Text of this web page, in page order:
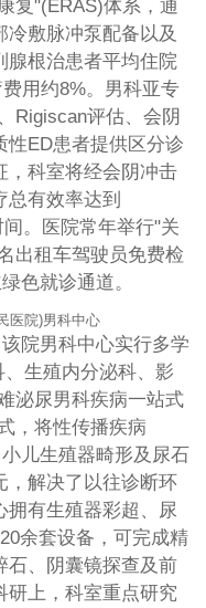
复"(ERAS)体系，通
敷脉冲泵配备以及
腺根治患者平均住院
用约8%。男科亚专
Rigiscan评估、会阴
性ED患者提供区分诊
，科室将经会阴冲击
有效率达到
。医院常年举行"关
出租车驾驶员免费检
色就诊通道。
医院)男科中心
院男科中心实行多学
生殖内分泌科、影
泌尿男科疾病一站式
，将性传播疾病
儿生殖器畸形及尿石
，解决了以往诊断环
拥有生殖器彩超、尿
余套设备，可完成精
石、阴囊镜探查及前
研上，科室重点研究